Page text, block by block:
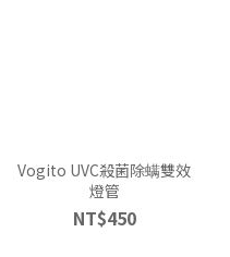
Vogito UVC殺菌除螨雙效
燈管
NT$450